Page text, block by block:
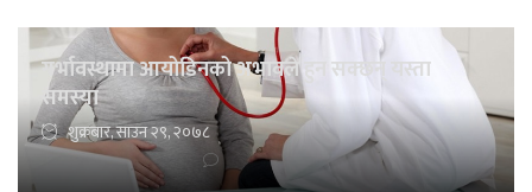
गर्भावस्थामा आयोडिनको अभावले हुन सक्छन् यस्ता
समस्या
शुक्रबार, साउन २९, २०७८